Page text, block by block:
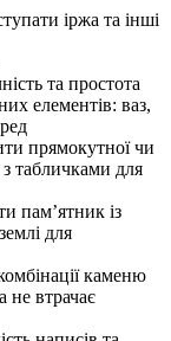
іржа та інші
та простота
елементів: ваз,
прямокутної чи
з табличками для
пам’ятник із
для
каменю
не втрачає